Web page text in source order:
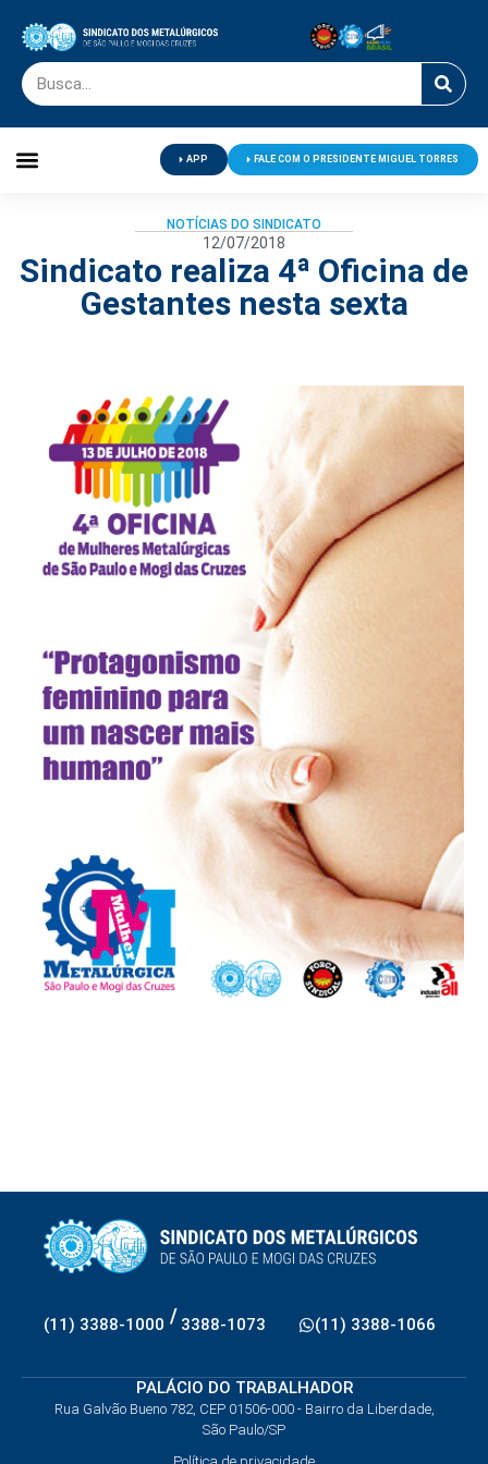
APP FALE COM O PRESIDENTE MIGUEL TORRES
NOTÍCIAS DO SINDICATO
12/07/2018
Sindicato realiza 4ª Oficina de
Gestantes nesta sexta
(11) 3388-1000 / 3388-1073 (11) 3388-1066
PALÁCIO DO TRABALHADOR
Rua Galvão Bueno 782, CEP 01506-000 - Bairro da Liberdade,
São Paulo/SP